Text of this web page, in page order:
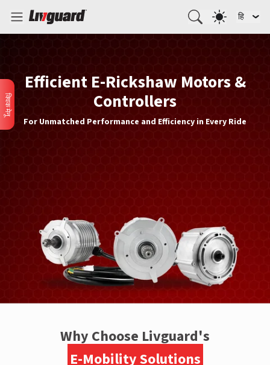
हि
Efficient E-Rickshaw Motors &
Controllers
For Unmatched Performance and Efficiency in Every Ride
Why Choose Livguard's
E-Mobility Solutions
क्विक मेनू